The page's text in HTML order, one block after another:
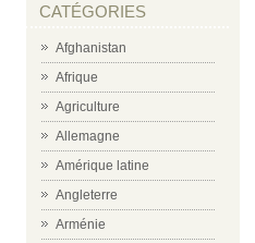
CATÉGORIES
Afghanistan
Afrique
Agriculture
Allemagne
Amérique latine
Angleterre
Arménie